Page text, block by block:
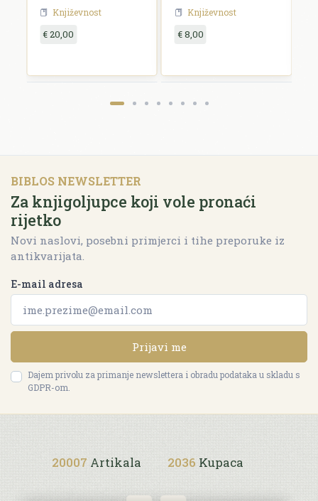
Književnost
€ 20,00
Književnost
€ 8,00
BIBLOS NEWSLETTER
Za knjigoljupce koji vole pronaći
rijetko
Novi naslovi, posebni primjerci i tihe preporuke iz
antikvarijata.
E-mail adresa
Prijavi me
Dajem privolu za primanje newslettera i obradu podataka u skladu s
GDPR-om.
20007 Artikala 2036 Kupaca